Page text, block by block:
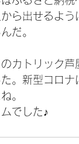
ら出せるよ
だ。
カトリック
。新型コロ
。
でした♪